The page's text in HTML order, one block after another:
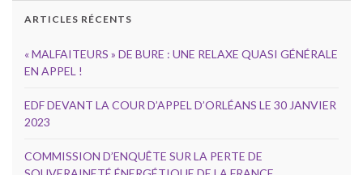
ARTICLES RÉCENTS
« MALFAITEURS » DE BURE : UNE RELAXE QUASI GÉNÉRALE
EN APPEL !
EDF DEVANT LA COUR D’APPEL D’ORLÉANS LE 30 JANVIER
2023
COMMISSION D’ENQUÊTE SUR LA PERTE DE